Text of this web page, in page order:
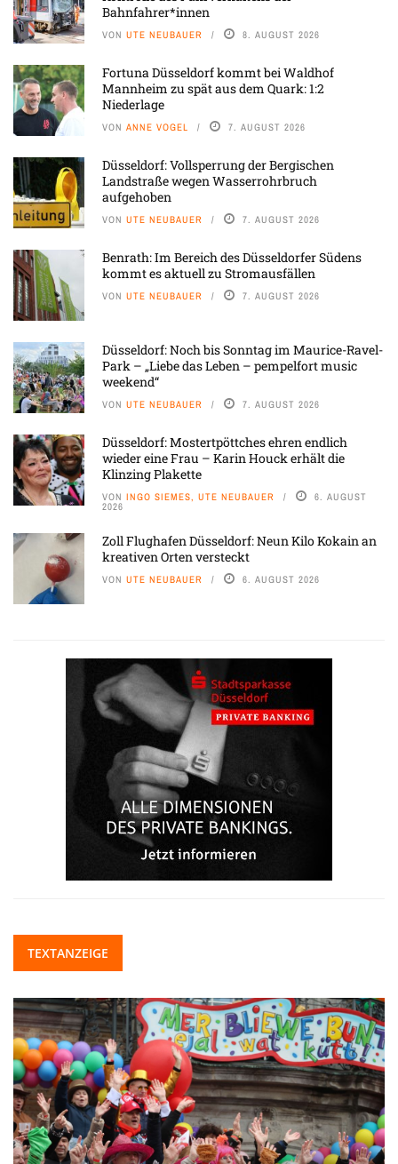
Bahnfahrer*innen
VON UTE NEUBAUER 8. AUGUST 2026
Fortuna Düsseldorf kommt bei Waldhof
Mannheim zu spät aus dem Quark: 1:2
Niederlage
VON ANNE VOGEL 7. AUGUST 2026
Düsseldorf: Vollsperrung der Bergischen
Landstraße wegen Wasserrohrbruch
aufgehoben
VON UTE NEUBAUER 7. AUGUST 2026
Benrath: Im Bereich des Düsseldorfer Südens
kommt es aktuell zu Stromausfällen
VON UTE NEUBAUER 7. AUGUST 2026
Düsseldorf: Noch bis Sonntag im Maurice-Ravel-
Park – „Liebe das Leben – pempelfort music
weekend“
VON UTE NEUBAUER 7. AUGUST 2026
Düsseldorf: Mostertpöttches ehren endlich
wieder eine Frau – Karin Houck erhält die
Klinzing Plakette
VON INGO SIEMES, UTE NEUBAUER 6. AUGUST
2026
Zoll Flughafen Düsseldorf: Neun Kilo Kokain an
kreativen Orten versteckt
VON UTE NEUBAUER 6. AUGUST 2026
TEXTANZEIGE